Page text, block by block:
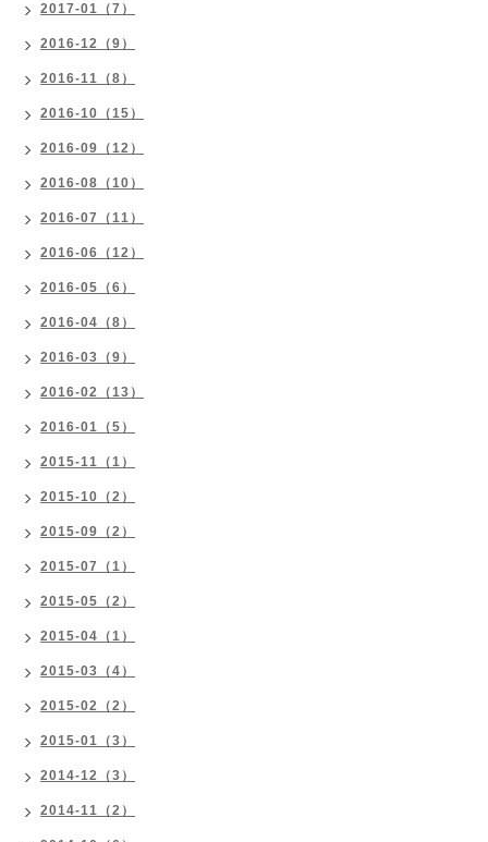
2017-01（7）
2016-12（9）
2016-11（8）
2016-10（15）
2016-09（12）
2016-08（10）
2016-07（11）
2016-06（12）
2016-05（6）
2016-04（8）
2016-03（9）
2016-02（13）
2016-01（5）
2015-11（1）
2015-10（2）
2015-09（2）
2015-07（1）
2015-05（2）
2015-04（1）
2015-03（4）
2015-02（2）
2015-01（3）
2014-12（3）
2014-11（2）